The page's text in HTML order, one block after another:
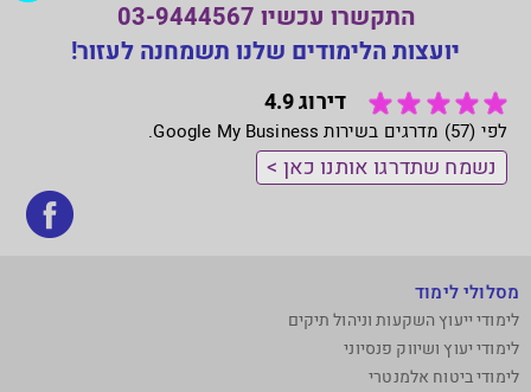
התקשרו עכשיו 03-9444567
יועצות הלימודים שלנו תשמחנה לעזור!
דירוג 4.9
לפי (57) מדרגים בשירות Google My Business.
נשמח שתדרגו אותנו כאן >
מסלולי לימוד
לימודי ייעוץ השקעות וניהול תיקים
לימודי יעוץ ושיווק פנסיוני
לימודי ביטוח אלמנטרי